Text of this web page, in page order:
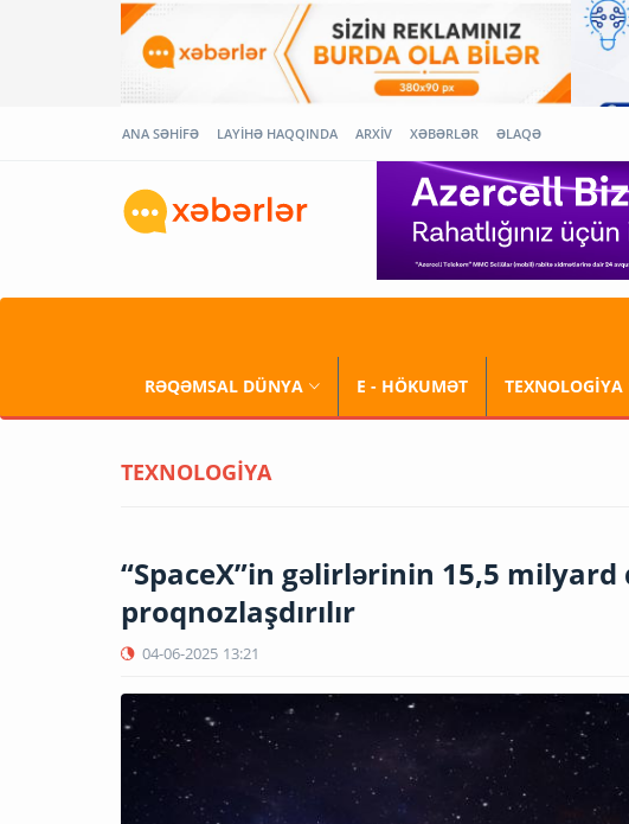
ANA SƏHİFƏ LAYİHƏ HAQQINDA ARXİV XƏBƏRLƏR ƏLAQƏ
RƏQƏMSAL DÜNYA E - HÖKUMƏT TEXNOLOGİYA
TEXNOLOGİYA
“SpaceX”in gəlirlərinin 15,5 milyard
proqnozlaşdırılır
04-06-2025 13:21